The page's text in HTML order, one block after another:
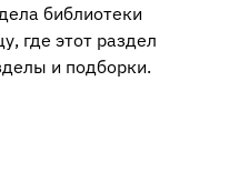
библиотеки
где этот раздел
и подборки.